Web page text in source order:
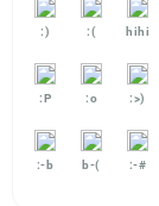
:) :( hihi
:P :o :>)
:-b b-( :-#